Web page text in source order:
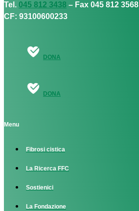
Tel. 045 812 3438 – Fax 045 812 3568
CF: 93100600233
DONA
DONA
Menu
Fibrosi cistica
La Ricerca FFC
Sostienici
La Fondazione